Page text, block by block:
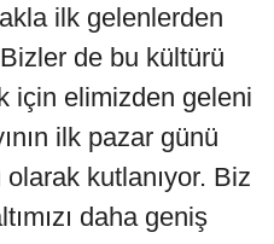
ilk gelenlerden
Bizler de bu kültürü
için elimizden geleni
ilk pazar günü
kutlanıyor. Biz
daha geniş